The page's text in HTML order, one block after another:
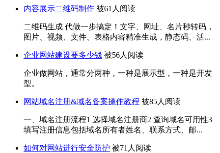
内容展示二维码制作 被61人阅读
二维码生成 代做一步搞定！文字、网址、名片秒转码，
图片、视频、文件、表格内容精准生成，静态码、活...
企业网站建设要多少钱 被56人阅读
企业做网站，通常分两种，一种是展示型，一种是开发
型。
网站域名注册&域名备案操作教程 被85人阅读
一、域名注册流程1 选择域名注册商2 查询域名可用性3
填写注册信息包括域名所有者姓名、联系方式、邮...
如何对网站进行安全防护 被71人阅读